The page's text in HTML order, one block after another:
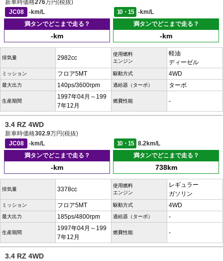
新車時価格276万円(税抜)
JC08
-km/L 10・15
-km/L
満タンでどこまで走る？
-km
満タンでどこまで走る？
-km
排気量 2982cc
使用燃料
エンジン
軽油
ディーゼル
ミッション フロア5MT 駆動方式 4WD
最大出力 140ps/3600rpm 過給器（ターボ） ターボ
生産期間
1997年04月～199
7年12月
燃費性能 -
3.4 RZ 4WD
新車時価格302.9万円(税抜)
JC08
-km/L 10・15
8.2km/L
満タンでどこまで走る？
-km
満タンでどこまで走る？
738km
排気量 3378cc
使用燃料
エンジン
レギュラー
ガソリン
ミッション フロア5MT 駆動方式 4WD
最大出力 185ps/4800rpm 過給器（ターボ） -
生産期間
1997年04月～199
7年12月
燃費性能 -
3.4 RZ 4WD